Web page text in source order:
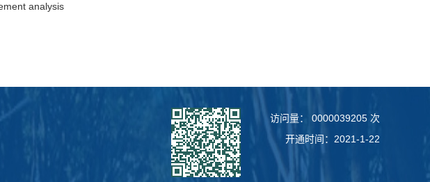
analysis
访问量： 0000039205 次
开通时间： 2021-1-22